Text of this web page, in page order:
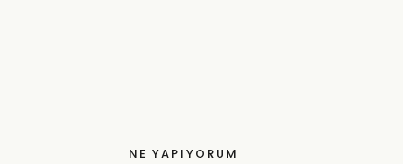
NE YAPIYORUM